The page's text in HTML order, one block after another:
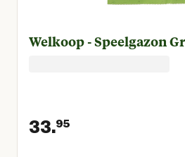
Welkoop - Speelgazon
33.95